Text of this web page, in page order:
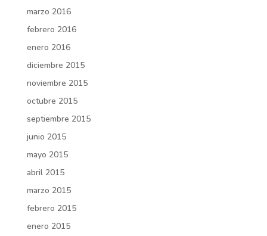
marzo 2016
febrero 2016
enero 2016
diciembre 2015
noviembre 2015
octubre 2015
septiembre 2015
junio 2015
mayo 2015
abril 2015
marzo 2015
febrero 2015
enero 2015